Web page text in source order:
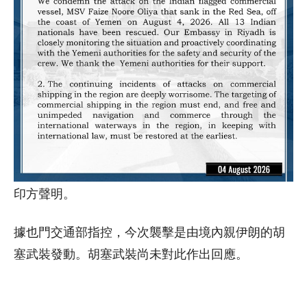
印方聲明。
據也門交通部指控，今次襲擊是由境內親伊朗的胡
塞武裝發動。胡塞武裝尚未對此作出回應。